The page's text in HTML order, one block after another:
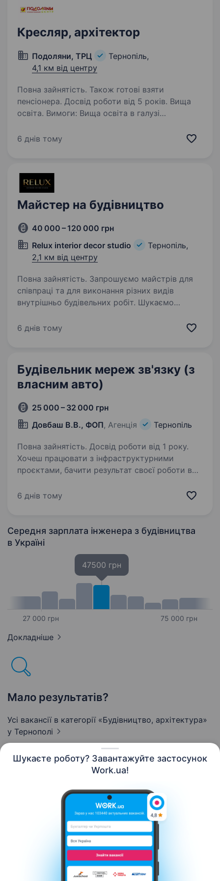
Шукаєте роботу? Завантажуйте застосунок
Work.ua!
Кресляр, архітектор
Подоляни, ТРЦ
Тернопіль,
4,1 км від центру
Повна зайнятість. Також готові взяти
пенсіонера. Досвід роботи від 5 років. Вища
освіта. Вимоги: Вища освіта в галузі
систем: Досвід роботи у проєктних
6 днів тому
Майстер на будівництво
40 000 – 120 000 грн
Relux interior decor studio
Тернопіль,
2,1 км від центру
Повна зайнятість. Запрошуємо майстрів для
співпраці та для виконання різних видів
внутрішньо будівельних робіт. Шукаємо
Демонтажні роботи: Зняття старої
6 днів тому
Будівельник мереж зв'язку (з
власним авто)
25 000 – 32 000 грн
Довбаш В.В., ФОП, Агенція Тернопіль
Повна зайнятість. Досвід роботи від 1 року.
Хочеш працювати з інфраструктурними
проєктами, бачити результат своєї роботи в
компанії? Що ти будеш робити: Будівництво
6 днів тому
Середня зарплата інженера з будівництва
в Україні
27 000 грн
47500 грн
75 000 грн
Докладніше
Мало результатів?
Усі вакансії в категорії «Будівництво, архітектура»
у Тернополі
Контакти Про нас
Кар’єра
Допомога Умови використання